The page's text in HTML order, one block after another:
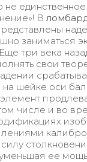
не
В
заниматься
три века
свои
шейке оси
числе и во
ее